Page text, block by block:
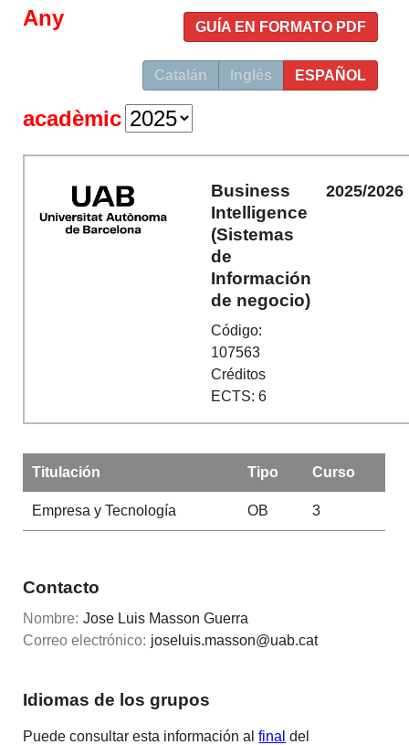
GUÍA EN FORMATO PDF
Catalán Inglés ESPAÑOL
Any
acadèmic
Business
Intelligence
(Sistemas
de
Información
de negocio)
Código:
107563
Créditos
ECTS: 6
2025/2026
Titulación Tipo Curso
Empresa y Tecnología OB 3
Contacto
Nombre: Jose Luis Masson Guerra
Correo electrónico: joseluis.masson@uab.cat
Idiomas de los grupos
Puede consultar esta información alfinal del